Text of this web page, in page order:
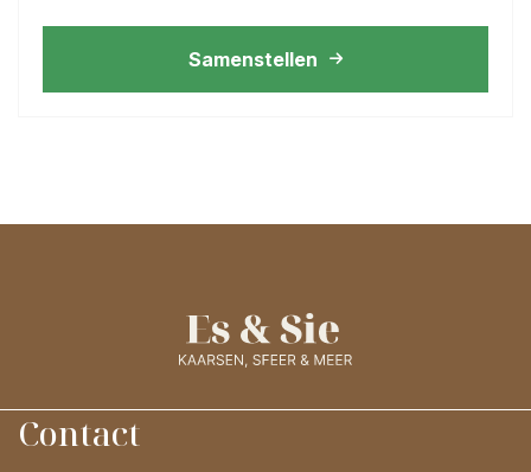
Samenstellen
Contact